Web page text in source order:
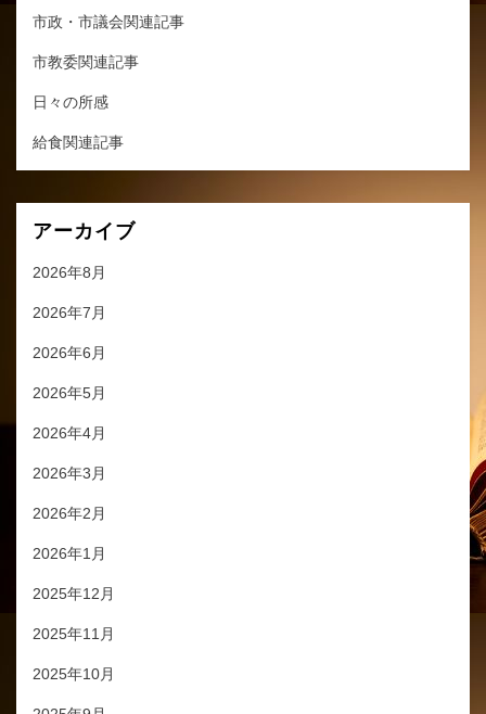
市政・市議会関連記事
市教委関連記事
日々の所感
給食関連記事
アーカイブ
2026年8月
2026年7月
2026年6月
2026年5月
2026年4月
2026年3月
2026年2月
2026年1月
2025年12月
2025年11月
2025年10月